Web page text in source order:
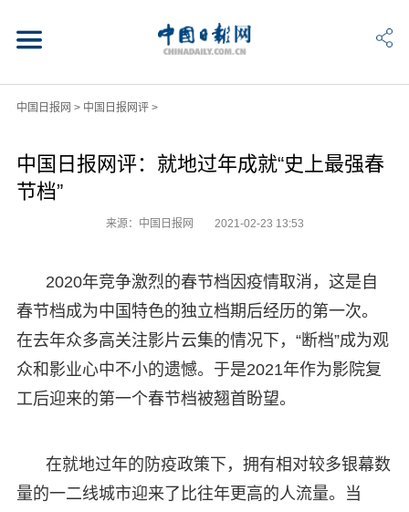
中国日报网 > 中国日报网评>
中国日报网评：就地过年成就“史上最强春
节档”
来源：中国日报网 2021-02-23 13:53
2020年竞争激烈的春节档因疫情取消，这是自
春节档成为中国特色的独立档期后经历的第一次。
在去年众多高关注影片云集的情况下，“断档”成为观
众和影业心中不小的遗憾。于是2021年作为影院复
工后迎来的第一个春节档被翘首盼望。
在就地过年的防疫政策下，拥有相对较多银幕数
量的一二线城市迎来了比往年更高的人流量。当